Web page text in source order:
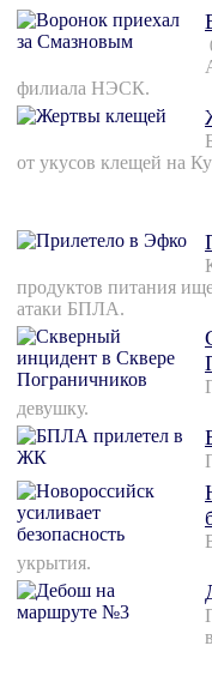
филиала НЭСК.
от укусов клещей на
продуктов питания
атаки БПЛА.
девушку.
укрытия.